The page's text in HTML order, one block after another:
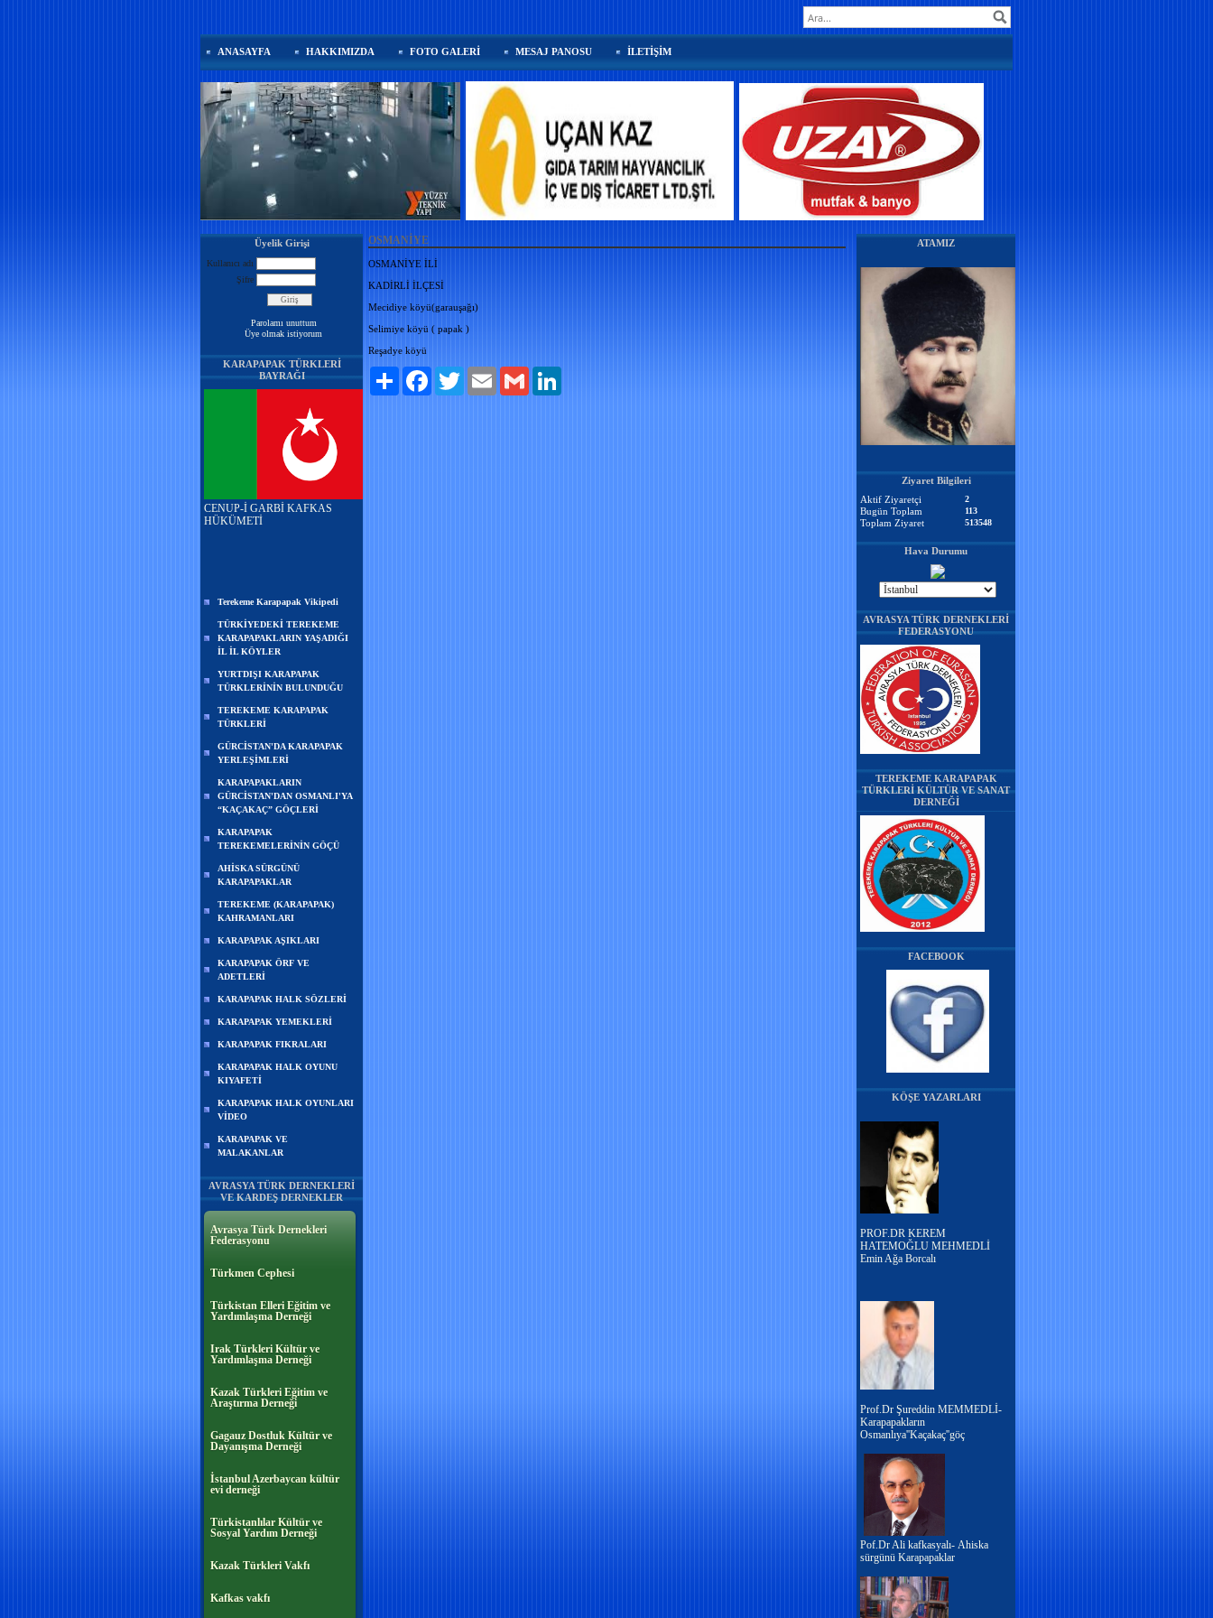
ANASAYFA HAKKIMIZDA FOTO GALERİ MESAJ PANOSU İLETİŞİM
Üyelik Girişi
Kullanıcı adı
Şifre
Parolamı unuttum
Üye olmak istiyorum
KARAPAPAK TÜRKLERİ
BAYRAĞI
CENUP-İ GARBİ KAFKAS
HÜKÜMETİ
Terekeme Karapapak Vikipedi
TÜRKİYEDEKİ TEREKEME
KARAPAPAKLARIN YAŞADIĞI
İL İL KÖYLER
YURTDIŞI KARAPAPAK
TÜRKLERİNİN BULUNDUĞU
TEREKEME KARAPAPAK
TÜRKLERİ
GÜRCİSTAN'DA KARAPAPAK
YERLEŞİMLERİ
KARAPAPAKLARIN
GÜRCİSTAN'DAN OSMANLI'YA
“KAÇAKAÇ” GÖÇLERİ
KARAPAPAK
TEREKEMELERİNİN GÖÇÜ
AHİSKA SÜRGÜNÜ
KARAPAPAKLAR
TEREKEME (KARAPAPAK)
KAHRAMANLARI
KARAPAPAK AŞIKLARI
KARAPAPAK ÖRF VE
ADETLERİ
KARAPAPAK HALK SÖZLERİ
KARAPAPAK YEMEKLERİ
KARAPAPAK FIKRALARI
KARAPAPAK HALK OYUNU
KIYAFETİ
KARAPAPAK HALK OYUNLARI
VİDEO
KARAPAPAK VE
MALAKANLAR
AVRASYA TÜRK DERNEKLERİ
VE KARDEŞ DERNEKLER
Avrasya Türk Dernekleri
Federasyonu
Türkmen Cephesi
Türkistan Elleri Eğitim ve
Yardımlaşma Derneği
Irak Türkleri Kültür ve
Yardımlaşma Derneği
Kazak Türkleri Eğitim ve
Araştırma Derneği
Gagauz Dostluk Kültür ve
Dayanışma Derneği
İstanbul Azerbaycan kültür
evi derneği
Türkistanlılar Kültür ve
Sosyal Yardım Derneği
Kazak Türkleri Vakfı
Kafkas vakfı
OSMANİYE
OSMANİYE İLİ
KADİRLİ İLÇESİ
Mecidiye köyü(garauşağı)
Selimiye köyü ( papak )
Reşadye köyü
Paylaş Facebook Twitter Email Gmail
ATAMIZ
Ziyaret Bilgileri
Aktif Ziyaretçi
2
Bugün Toplam 113
Toplam Ziyaret 513548
Hava Durumu
AVRASYA TÜRK DERNEKLERİ
FEDERASYONU
TEREKEME KARAPAPAK
TÜRKLERİ KÜLTÜR VE SANAT
DERNEĞİ
FACEBOOK
KÖŞE YAZARLARI
PROF.DR KEREM
HATEMOĞLU MEHMEDLİ
Emin Ağa Borcalı
Prof.Dr Şureddin MEMMEDLİ-
Karapapakların
Osmanlıya''Kaçakaç''göç
Pof.Dr Ali kafkasyalı- Ahiska
sürgünü Karapapaklar